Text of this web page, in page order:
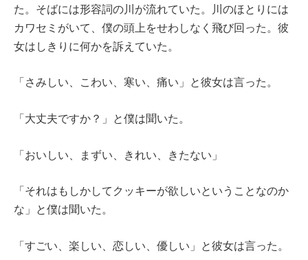
た。そばには形容詞の川が流れていた。川のほとりには
カワセミがいて、僕の頭上をせわしなく飛び回った。彼
女はしきりに何かを訴えていた。
「さみしい、こわい、寒い、痛い」と彼女は言った。
「大丈夫ですか？」と僕は聞いた。
「おいしい、まずい、きれい、きたない」
「それはもしかしてクッキーが欲しいということなのか
な」と僕は聞いた。
「すごい、楽しい、恋しい、優しい」と彼女は言った。